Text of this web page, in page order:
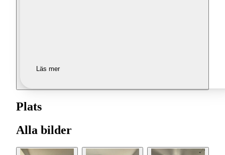
Läs mer
Plats
Alla bilder